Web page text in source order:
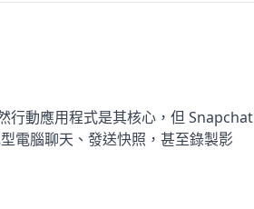
行動應用程式是其核心，但 Snapchat
電腦聊天、發送快照，甚至錄製影